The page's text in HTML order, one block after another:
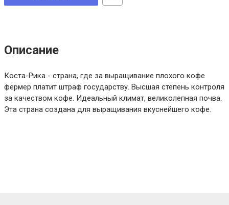
Описание
Коста-Рика - страна, где за выращивание плохого кофе
фермер платит штраф государству. Высшая степень контроля
за качеством кофе. Идеальный климат, великолепная почва.
Эта страна создана для выращивания вкуснейшего кофе.